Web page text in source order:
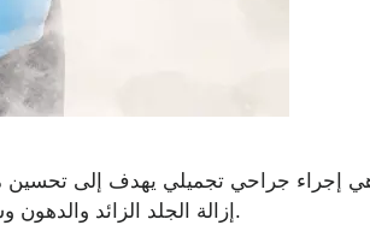
هي إجراء جراحي تجميلي يهدف إلى
إزالة الجلد الزائد والدهون وشد عضلات جدار البطن.